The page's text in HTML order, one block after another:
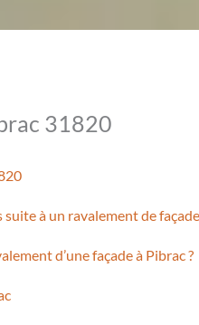
31820
à un ravalement de
d’une façade à Pibrac ?